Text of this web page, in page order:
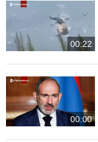
00:22
00:00